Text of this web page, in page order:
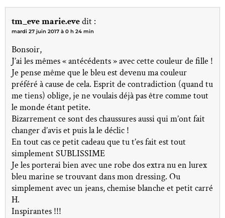
tm_eve marie.evedit :
mardi 27 juin 2017 à 0 h 24 min
Bonsoir,
J’ai les mêmes « antécédents » avec cette couleur de fille !
Je pense même que le bleu est devenu ma couleur
préféré à cause de cela. Esprit de contradiction (quand tu
me tiens) oblige, je ne voulais déjà pas être comme tout
le monde étant petite.
Bizarrement ce sont des chaussures aussi qui m’ont fait
changer d’avis et puis la le déclic !
En tout cas ce petit cadeau que tu t’es fait est tout
simplement SUBLISSIME
Je les porterai bien avec une robe dos extra nu en lurex
bleu marine se trouvant dans mon dressing. Ou
simplement avec un jeans, chemise blanche et petit carré
H.
Inspirantes !!!